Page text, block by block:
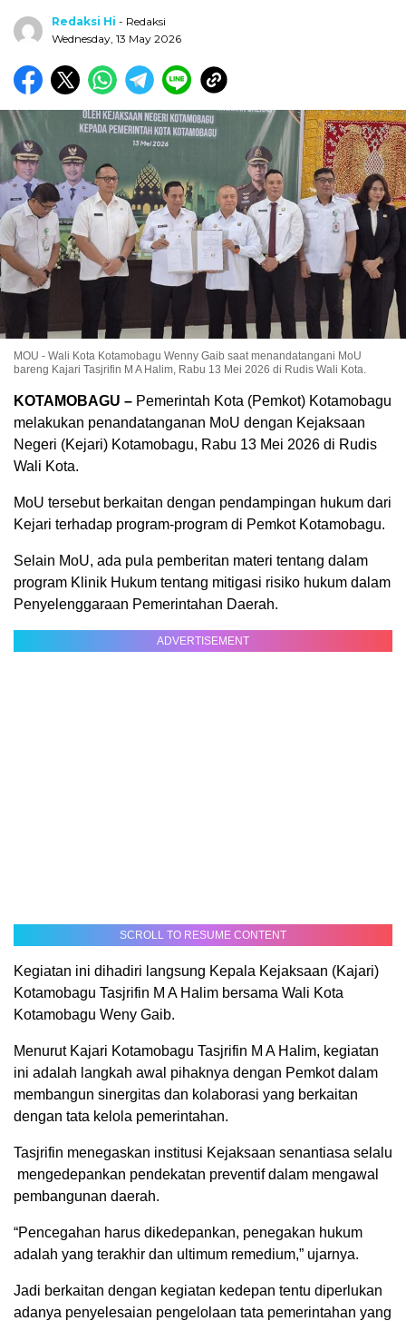
Redaksi Hi - Redaksi
Wednesday, 13 May 2026
MOU - Wali Kota Kotamobagu Wenny Gaib saat menandatangani MoU
bareng Kajari Tasjrifin M A Halim, Rabu 13 Mei 2026 di Rudis Wali Kota.
KOTAMOBAGU – Pemerintah Kota (Pemkot) Kotamobagu
melakukan penandatanganan MoU dengan Kejaksaan
Negeri (Kejari) Kotamobagu, Rabu 13 Mei 2026 di Rudis
Wali Kota.
MoU tersebut berkaitan dengan pendampingan hukum dari
Kejari terhadap program-program di Pemkot Kotamobagu.
Selain MoU, ada pula pemberitan materi tentang dalam
program Klinik Hukum tentang mitigasi risiko hukum dalam
Penyelenggaraan Pemerintahan Daerah.
ADVERTISEMENT
SCROLL TO RESUME CONTENT
Kegiatan ini dihadiri langsung Kepala Kejaksaan (Kajari)
Kotamobagu Tasjrifin M A Halim bersama Wali Kota
Kotamobagu Weny Gaib.
Menurut Kajari Kotamobagu Tasjrifin M A Halim, kegiatan
ini adalah langkah awal pihaknya dengan Pemkot dalam
membangun sinergitas dan kolaborasi yang berkaitan
dengan tata kelola pemerintahan.
Tasjrifin menegaskan institusi Kejaksaan senantiasa selalu
mengedepankan pendekatan preventif dalam mengawal
pembangunan daerah.
“Pencegahan harus dikedepankan, penegakan hukum
adalah yang terakhir dan ultimum remedium,” ujarnya.
Jadi berkaitan dengan kegiatan kedepan tentu diperlukan
adanya penyelesaian pengelolaan tata pemerintahan yang